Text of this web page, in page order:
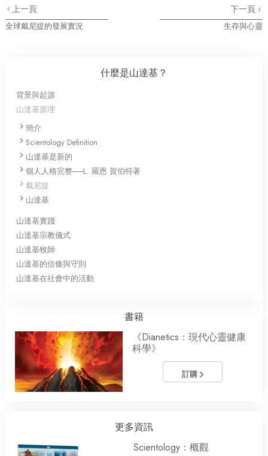
上一頁
全球戴尼提的發展實況
下一頁
生存與心靈
什麼是山達基？
背景與起源
山達基原理
簡介
Scientology Definition
山達基是新的
個人人格完整──L. 羅恩 賀伯特著
戴尼提
山達基
山達基實踐
山達基宗教儀式
山達基牧師
山達基的信條與守則
山達基在社會中的活動
書籍
《Dianetics：現代心靈健康
科學》
訂購
更多資訊
Scientology：概觀